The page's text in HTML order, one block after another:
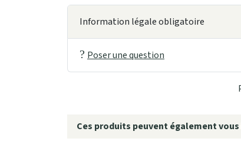
Information légale obligatoire
Poser une question
Ces produits peuvent également